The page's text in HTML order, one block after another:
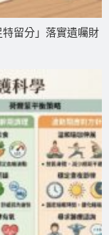
留分」落實遺囑財